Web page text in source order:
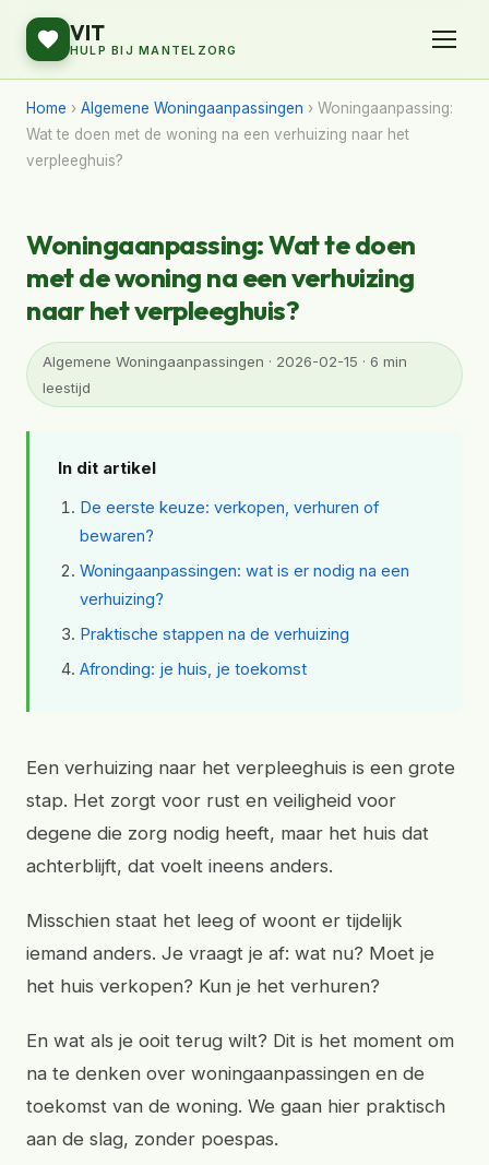
VIT
HULP BIJ MANTELZORG
Home › Algemene Woningaanpassingen › Woningaanpassing:
Wat te doen met de woning na een verhuizing naar het
verpleeghuis?
Woningaanpassing: Wat te doen
met de woning na een verhuizing
naar het verpleeghuis?
Algemene Woningaanpassingen · 2026-02-15 · 6 min
leestijd
In dit artikel
De eerste keuze: verkopen, verhuren of
bewaren?
Woningaanpassingen: wat is er nodig na een
verhuizing?
Praktische stappen na de verhuizing
Afronding: je huis, je toekomst
Een verhuizing naar het verpleeghuis is een grote
stap. Het zorgt voor rust en veiligheid voor
degene die zorg nodig heeft, maar het huis dat
achterblijft, dat voelt ineens anders.
Misschien staat het leeg of woont er tijdelijk
iemand anders. Je vraagt je af: wat nu? Moet je
het huis verkopen? Kun je het verhuren?
En wat als je ooit terug wilt? Dit is het moment om
na te denken over woningaanpassingen en de
toekomst van de woning. We gaan hier praktisch
aan de slag, zonder poespas.